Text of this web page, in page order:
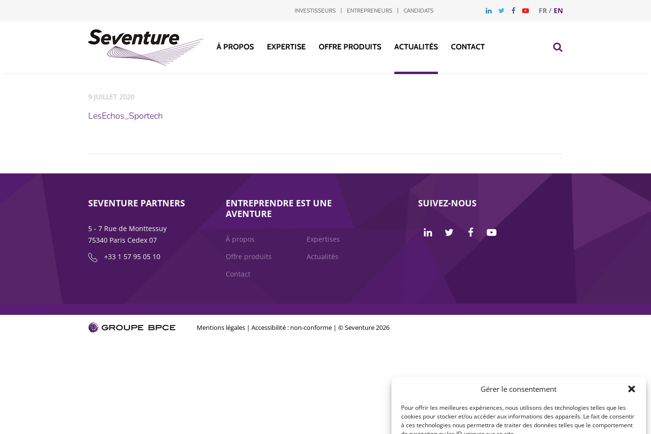
Gérer le consentement
Pour offrir les meilleures expériences, nous utilisons des technologies telles que les
cookies pour stocker et/ou accéder aux informations des appareils. Le fait de consentir
à ces technologies nous permettra de traiter des données telles que le comportement
FR / EN
INVESTISSEURS ENTREPRENEURS CANDIDATS
À PROPOS EXPERTISE OFFRE PRODUITS ACTUALITÉS CONTACT
9 JUILLET 2020
LesEchos_Sportech
SEVENTURE PARTNERS
5 - 7 Rue de Monttessuy
75340 Paris Cedex 07
+33 1 57 95 05 10
ENTREPRENDRE EST UNE
AVENTURE
À propos
Expertises
Offre produits
Actualités
Contact
SUIVEZ-NOUS
Mentions légales |Accessibilité : non-conforme | © Seventure 2026